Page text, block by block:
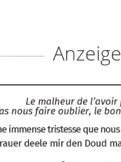
Anzeige